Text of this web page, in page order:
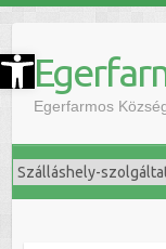
Eszköztár megnyitása
Egerfarmos